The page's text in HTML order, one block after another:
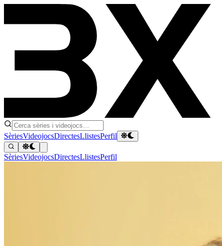
SèriesVideojocsDirectesLlistesPerfil
SèriesVideojocsDirectesLlistesPerfil